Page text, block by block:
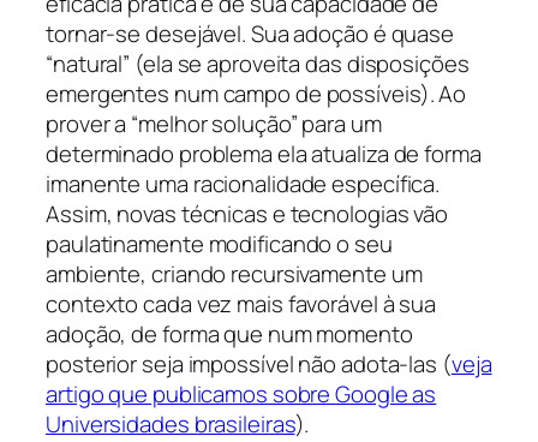
tornar-se desejável. Sua adoção é quase
“natural” (ela se aproveita das disposições
emergentes num campo de possíveis). Ao
prover a “melhor solução” para um
determinado problema ela atualiza de forma
imanente uma racionalidade específica.
Assim, novas técnicas e tecnologias vão
paulatinamente modificando o seu
ambiente, criando recursivamente um
contexto cada vez mais favorável à sua
adoção, de forma que num momento
posterior seja impossível não adota-las (veja
artigo que publicamos sobre Google as
Universidades brasileiras).